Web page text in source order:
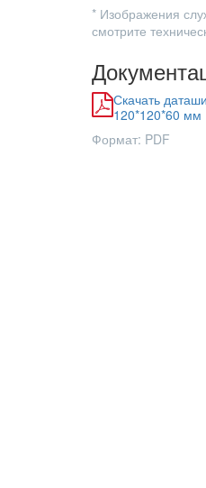
* Изображения
смотрите
Скачать
120*120*60 мм
Формат: PDF